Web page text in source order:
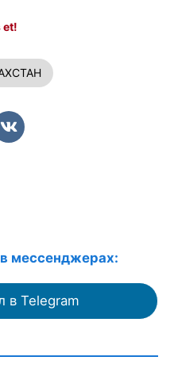
et!
мессенджерах:
в Telegram